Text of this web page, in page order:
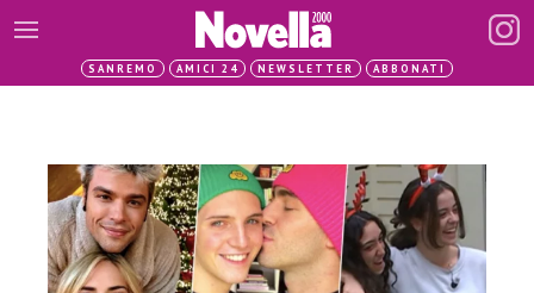
SANREMO AMICI 24 NEWSLETTER ABBONATI